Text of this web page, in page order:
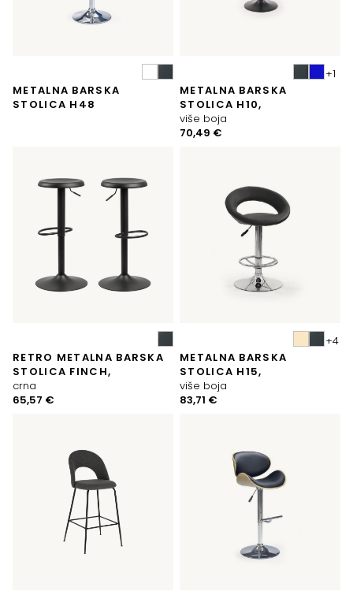
METALNA BARSKA
STOLICA H48
METALNA BARSKA
STOLICA H10,
više boja
70,49 €
RETRO METALNA BARSKA
STOLICA FINCH,
crna
65,57 €
METALNA BARSKA
STOLICA H15,
više boja
83,71 €